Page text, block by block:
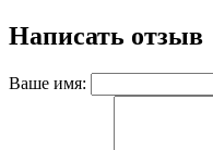
Написать отзыв
Ваше имя: